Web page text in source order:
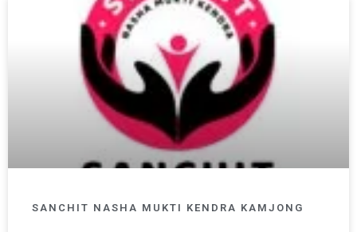
SANCHIT NASHA MUKTI KENDRA KAMJONG